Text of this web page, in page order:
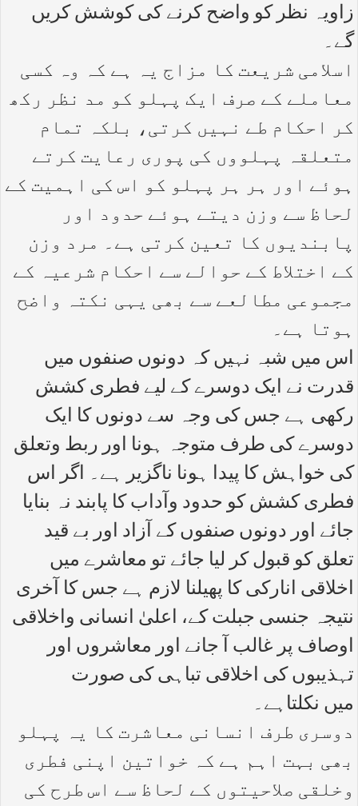
زاویہ نظر کو واضح کرنے کی کوشش کریں
گے۔
اسلامی شریعت کا مزاج یہ ہے کہ وہ کسی
معاملے کے صرف ایک پہلو کو مد نظر رکھ
کر احکام طے نہیں کرتی، بلکہ تمام
متعلقہ پہلووں کی پوری رعایت کرتے
ہوئے اور ہر ہر پہلو کو اس کی اہمیت کے
لحاظ سے وزن دیتے ہوئے حدود اور
پابندیوں کا تعین کرتی ہے۔ مرد وزن
کے اختلاط کے حوالے سے احکام شرعیہ کے
مجموعی مطالعے سے بھی یہی نکتہ واضح
ہوتا ہے۔
اس میں شبہ نہیں کہ دونوں صنفوں میں
قدرت نے ایک دوسرے کے لیے فطری کشش
رکھی ہے جس کی وجہ سے دونوں کا ایک
دوسرے کی طرف متوجہ ہونا اور ربط وتعلق
کی خواہش کا پیدا ہونا ناگزیر ہے۔ اگر اس
فطری کشش کو حدود وآداب کا پابند نہ بنایا
جائے اور دونوں صنفوں کے آزاد اور بے قید
تعلق کو قبول کر لیا جائے تو معاشرے میں
اخلاقی انارکی کا پھیلنا لازم ہے جس کا آخری
نتیجہ جنسی جبلت کے، اعلیٰ انسانی واخلاقی
اوصاف پر غالب آ جانے اور معاشروں اور
تہذیبوں کی اخلاقی تباہی کی صورت
میں نکلتاہے۔
دوسری طرف انسانی معاشرت کا یہ پہلو
بھی بہت اہم ہے کہ خواتین اپنی فطری
وخلقی صلاحیتوں کے لحاظ سے اس طرح کی